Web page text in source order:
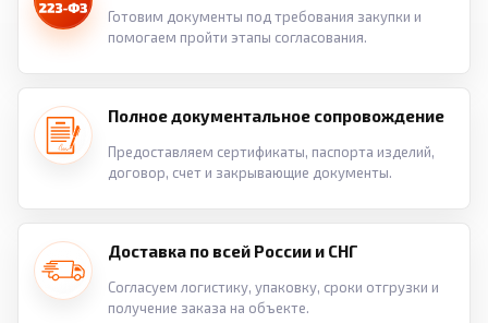
Готовим документы под требования закупки и
помогаем пройти этапы согласования.
Полное документальное сопровождение
Предоставляем сертификаты, паспорта изделий,
договор, счет и закрывающие документы.
Доставка по всей России и СНГ
Согласуем логистику, упаковку, сроки отгрузки и
получение заказа на объекте.